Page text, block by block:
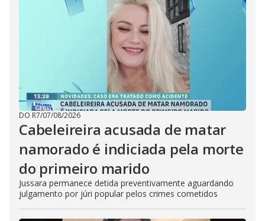
DO R7/07/08/2026
Cabeleireira acusada de matar
namorado é indiciada pela morte
do primeiro marido
Jussara permanece detida preventivamente aguardando
julgamento por júri popular pelos crimes cometidos